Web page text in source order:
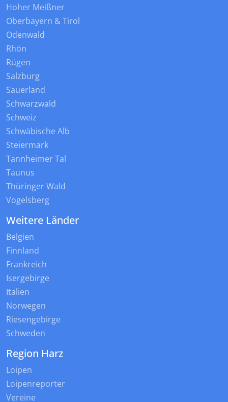
Hoher Meißner
Oberbayern & Tirol
Odenwald
Rhön
Rügen
Salzburg
Sauerland
Schwarzwald
Schweiz
Schwäbische Alb
Steiermark
Tannheimer Tal
Taunus
Thüringer Wald
Vogelsberg
Weitere Länder
Belgien
Finnland
Frankreich
Isergebirge
Italien
Norwegen
Riesengebirge
Schweden
Region Harz
Loipen
Loipenreporter
Vereine